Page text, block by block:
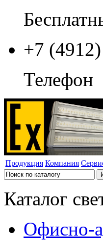
+7
Телефон
Продукция Компания
Каталог
Офисно-